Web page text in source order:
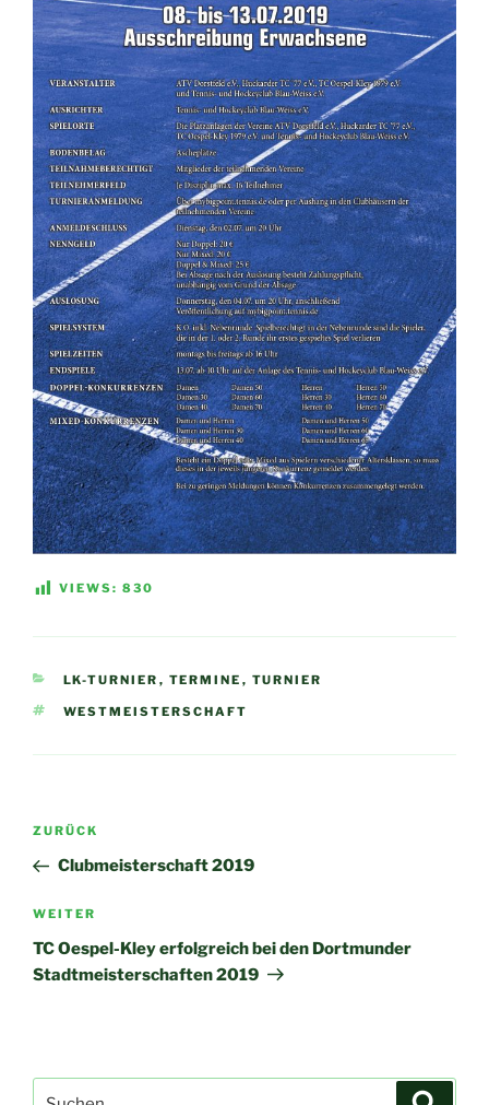
VIEWS: 830
KATEGORIEN
LK-TURNIER , TERMINE , TURNIER
SCHLAGWÖRTER
WESTMEISTERSCHAFT
Beitragsnavigation
Vorheriger
Beitrag
ZURÜCK
Clubmeisterschaft 2019
Nächster
Beitrag
WEITER
TC Oespel-Kley erfolgreich bei den Dortmunder
Stadtmeisterschaften 2019